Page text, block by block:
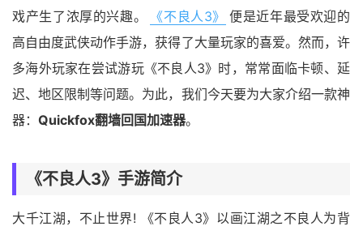
戏产生了浓厚的兴趣。
《不良人3》
便是近年最受欢迎的
高自由度武侠动作手游，获得了大量玩家的喜爱。然而，许
多海外玩家在尝试游玩《不良人3》时，常常面临卡顿、延
迟、地区限制等问题。为此，我们今天要为大家介绍一款神
器： Quickfox翻墙回国加速器。
《不良人3》手游简介
大千江湖，不止世界! 《不良人3》以画江湖之不良人为背